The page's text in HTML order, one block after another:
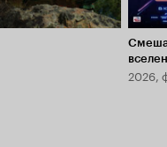
2026,